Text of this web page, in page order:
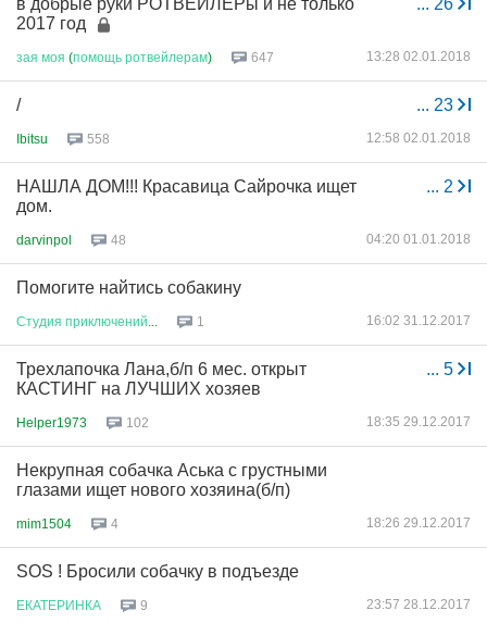
... 26
в добрые руки РОТВЕЙЛЕРы и не только
2017 год
зая моя (помощь ротвейлерам) 647 13:28 02.01.2018
... 23
/
Ibitsu 558 12:58 02.01.2018
... 2
НАШЛА ДОМ!!! Красавица Сайрочка ищет
дом.
darvinpol 48 04:20 01.01.2018
Помогите найтись собакину
Студия приключений 1 16:02 31.12.2017
... 5
Трехлапочка Лана,б/п 6 мес. открыт
КАСТИНГ на ЛУЧШИХ хозяев
Helper1973 102 18:35 29.12.2017
Некрупная собачка Аська с грустными
глазами ищет нового хозяина(б/п)
mim1504 4 18:26 29.12.2017
SOS ! Бросили собачку в подъезде
ЕКАТЕРИНКА 9 23:57 28.12.2017